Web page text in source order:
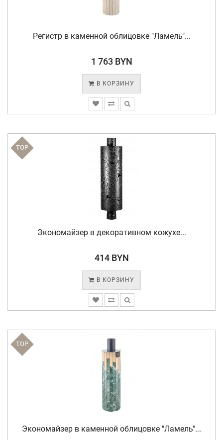
Регистр в каменной облицовке "Ламель"...
1 763 BYN
В КОРЗИНУ
TOP
Экономайзер в декоративном кожухе...
414 BYN
В КОРЗИНУ
TOP
Экономайзер в каменной облицовке "Ламель"...